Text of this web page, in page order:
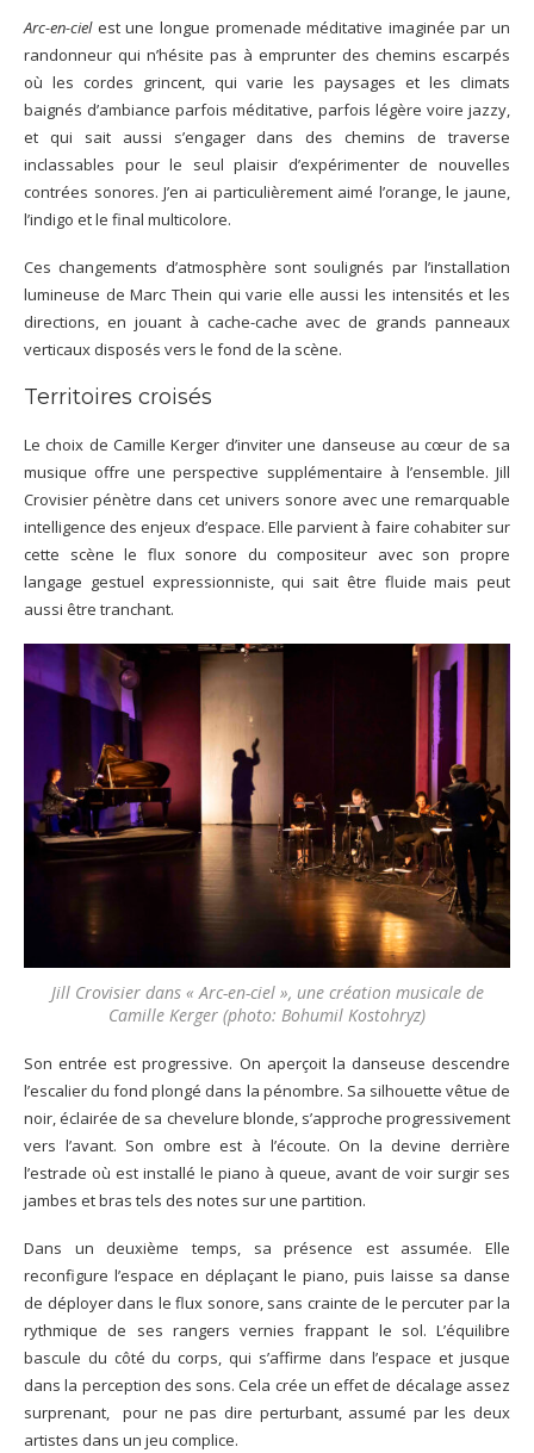
Arc-en-cielest une longue promenade méditative imaginée par un
randonneur qui n’hésite pas à emprunter des chemins escarpés
où les cordes grincent, qui varie les paysages et les climats
baignés d’ambiance parfois méditative, parfois légère voire jazzy,
et qui sait aussi s’engager dans des chemins de traverse
inclassables pour le seul plaisir d’expérimenter de nouvelles
contrées sonores. J’en ai particulièrement aimé l’orange, le jaune,
l’indigo et le final multicolore.
Ces changements d’atmosphère sont soulignés par l’installation
lumineuse de Marc Thein qui varie elle aussi les intensités et les
directions, en jouant à cache-cache avec de grands panneaux
verticaux disposés vers le fond de la scène.
Territoires croisés
Le choix de Camille Kerger d’inviter une danseuse au cœur de sa
musique offre une perspective supplémentaire à l’ensemble. Jill
Crovisier pénètre dans cet univers sonore avec une remarquable
intelligence des enjeux d’espace. Elle parvient à faire cohabiter sur
cette scène le flux sonore du compositeur avec son propre
langage gestuel expressionniste, qui sait être fluide mais peut
aussi être tranchant.
Jill Crovisier dans « Arc-en-ciel », une création musicale de
Camille Kerger (photo: Bohumil Kostohryz)
Son entrée est progressive. On aperçoit la danseuse descendre
l’escalier du fond plongé dans la pénombre. Sa silhouette vêtue de
noir, éclairée de sa chevelure blonde, s’approche progressivement
vers l’avant. Son ombre est à l’écoute. On la devine derrière
l’estrade où est installé le piano à queue, avant de voir surgir ses
jambes et bras tels des notes sur une partition.
Dans un deuxième temps, sa présence est assumée. Elle
reconfigure l’espace en déplaçant le piano, puis laisse sa danse
de déployer dans le flux sonore, sans crainte de le percuter par la
rythmique de ses rangers vernies frappant le sol. L’équilibre
bascule du côté du corps, qui s’affirme dans l’espace et jusque
dans la perception des sons. Cela crée un effet de décalage assez
surprenant, pour ne pas dire perturbant, assumé par les deux
artistes dans un jeu complice.